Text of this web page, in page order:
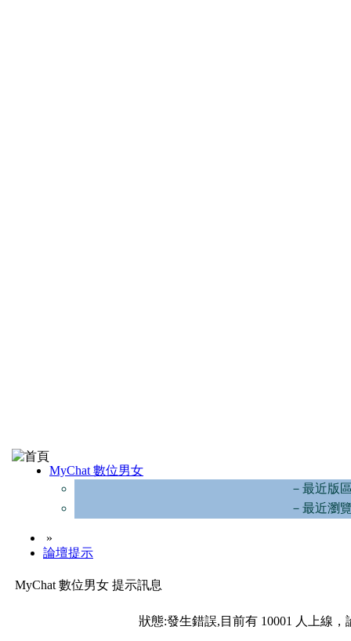
MyChat 數位男女
－最近版
－最近瀏
»
論壇提示
MyChat 數位男女 提示訊息
狀態:發生錯誤,目前有 10001 人上線